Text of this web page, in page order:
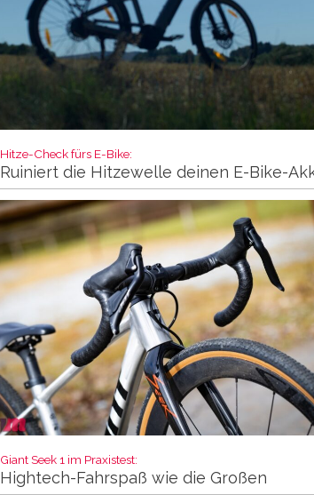
Hitze-Check fürs E-Bike:
Ruiniert die Hitzewelle deinen E-Bike-
Giant Seek 1 im Praxistest:
Hightech-Fahrspaß wie die Großen